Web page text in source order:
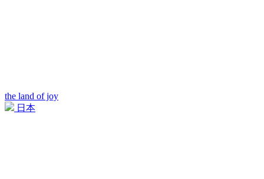
the land of joy
日本